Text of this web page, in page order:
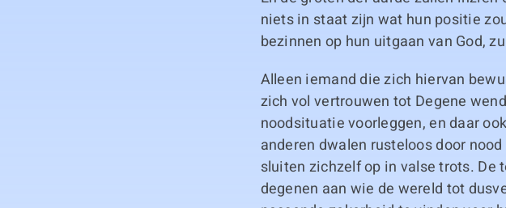
niets in staat zijn wat hun positie
bezinnen op hun uitgaan van God,
Alleen iemand die zich hiervan
zich vol vertrouwen tot Degene
noodsituatie voorleggen, en daar
anderen dwalen rusteloos door
sluiten zichzelf op in valse trots. De
degenen aan wie de wereld tot